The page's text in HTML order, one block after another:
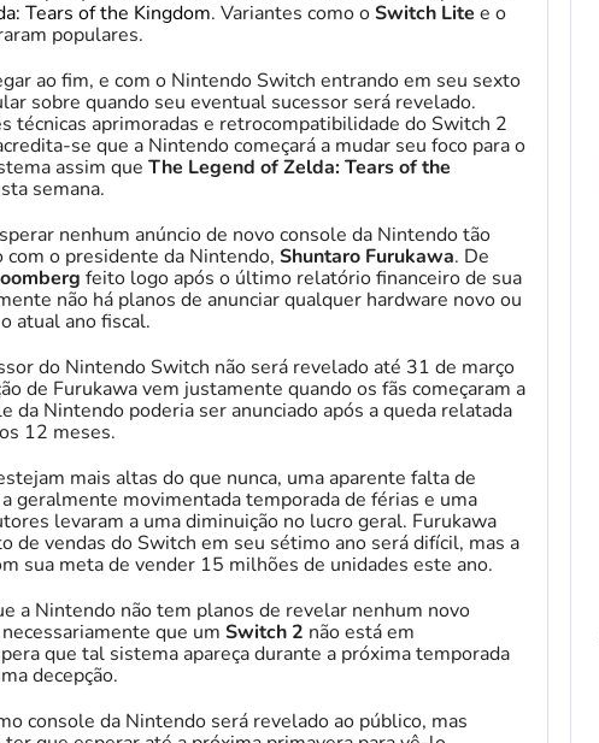
Tears of the Kingdom. Variantes como oSwitch Lite e o
populares.
ao fim, e com o Nintendo Switch entrando em seu sexto
sobre quando seu eventual sucessor será revelado.
técnicas aprimoradas e retrocompatibilidade do Switch 2
se que a Nintendo começará a mudar seu foco para o
assim que The Legend of Zelda: Tears of the
semana.
nenhum anúncio de novo console da Nintendo tão
com o presidente da Nintendo, Shuntaro Furukawa. De
feito logo após o último relatório financeiro de sua
não há planos de anunciar qualquer hardware novo ou
atual ano fiscal.
do Nintendo Switch não será revelado até 31 de março
de Furukawa vem justamente quando os fãs começaram a
da Nintendo poderia ser anunciado após a queda relatada
12 meses.
mais altas do que nunca, uma aparente falta de
geralmente movimentada temporada de férias e uma
levaram a uma diminuição no lucro geral. Furukawa
de vendas do Switch em seu sétimo ano será difícil, mas a
sua meta de vender 15 milhões de unidades este ano.
a Nintendo não tem planos de revelar nenhum novo
que um Switch 2 não está em
que tal sistema apareça durante a próxima temporada
decepção.
console da Nintendo será revelado ao público, mas